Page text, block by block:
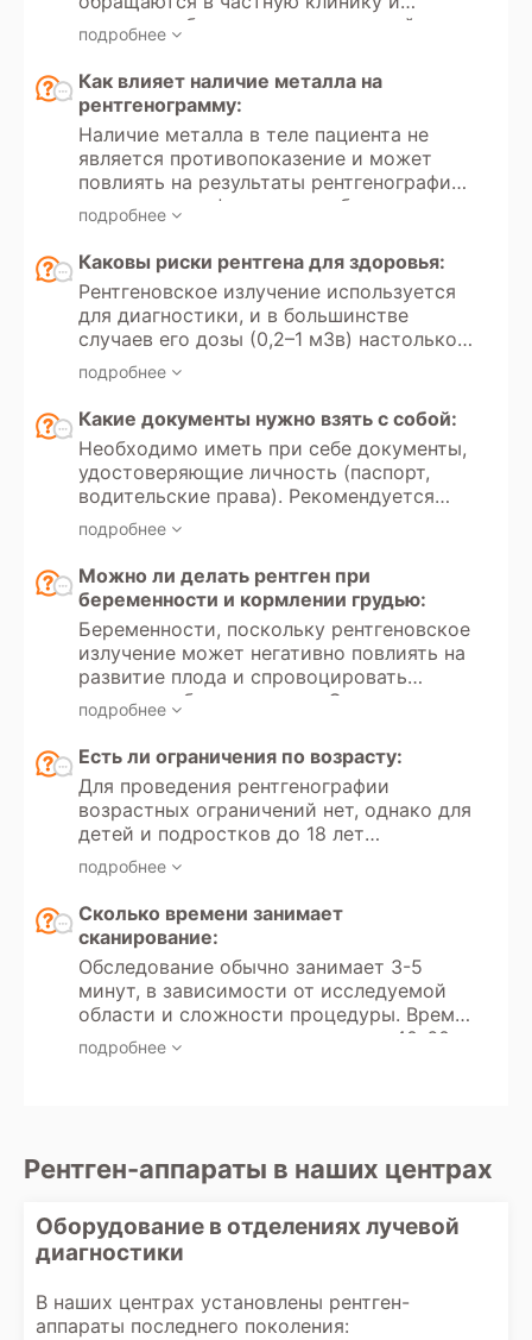
рентгеновских исследований в рамках
добровольного медицинского
проходят обследование на платной
основе. Однако для детей до 18 лет
направление от врача необходимо как
для частных, так и для государственных
медицинских учреждений, поскольку
проведение рентгенографии ребенку
связано с лучевой нагрузкой на
организм.
подробнее
Как влияет наличие металла на
рентгенограмму:
Наличие металла в теле пациента не
является противопоказение и может
повлиять на результаты рентгенографии,
создавая артефакты на изображении.
Металлические предметы (например,
зубные импланты, суставные протезы,
брекеты или пирсинг) блокируют или
искажают рентгеновские лучи, что
может привести к появлению
затененных участков на снимке.
Оператор рентгена обычно учитывает
возможные артефакты, чтобы получить
наиболее точные результаты.
подробнее
Каковы риски рентгена для здоровья:
Рентгеновское излучение используется
для диагностики, и в большинстве
случаев его дозы (0,2–1 мЗв) настолько
малы, что риски для здоровья
минимальны. Однако частое
воздействие рентгеновского излучения
может привести к накоплению дозы, что
увеличивает вероятность развития рака
в будущем. Поэтому исследование
рекомендуется проводить не чаще
одного раза в 4 месяца.
подробнее
Какие документы нужно взять с собой:
Необходимо иметь при себе документы,
удостоверяющие личность (паспорт,
водительские права). Рекомендуется
иметь направление от врача с указанием
цели обследования и минимальных
требований к протоколу (аналоговая или
цифровая рентгенография, необходимые
проекции). Для оценки динамики
состояния следует принести результаты
предыдущих обследований.
подробнее
Можно ли делать рентген при
беременности и кормлении грудью:
Беременности, поскольку рентгеновское
излучение может негативно повлиять на
развитие плода и спровоцировать
замершую беременность. Однако в
случае крайней необходимости и
отсутствия альтернативных методов
диагностики рентген может быть
проведен, но только при условии, что
потенциальная польза для матери
превышает риски для ребенка. В таких
случаях применяются минимальные
защиты. При кормлении грудью
рентгенография безопасна, поскольку
излучение не оказывает влияния на
молоко. Однако после обследования
рекомендуется подождать несколько
часов перед кормлением, если
использовался контраст, содержащий
подробнее
Есть ли ограничения по возрасту:
Для проведения рентгенографии
возрастных ограничений нет, однако для
детей и подростков до 18 лет
существуют дополнительные меры
предосторожности. Рентген детям
проводится только по показаниям и с
соблюдением минимальных доз
излучения. Если это возможно, для
детей рекомендуется использовать
альтернативные методы диагностики,
такие как УЗИ или МРТ, если они
являются более безопасными. Для
минимизировать риски воздействия
подробнее
Сколько времени занимает
сканирование:
Обследование обычно занимает 3-5
минут, в зависимости от исследуемой
области и сложности процедуры. Время
сканирования увеличивается до 40-60
минут, если используется протокол
заключения на руки или через
организации работы клиники.
подробнее
Рентген-аппараты в наших центрах
Оборудование в отделениях лучевой
диагностики
В наших центрах установлены рентген-
аппараты последнего поколения: